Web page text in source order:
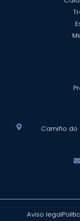
Camiño do
Aviso legal